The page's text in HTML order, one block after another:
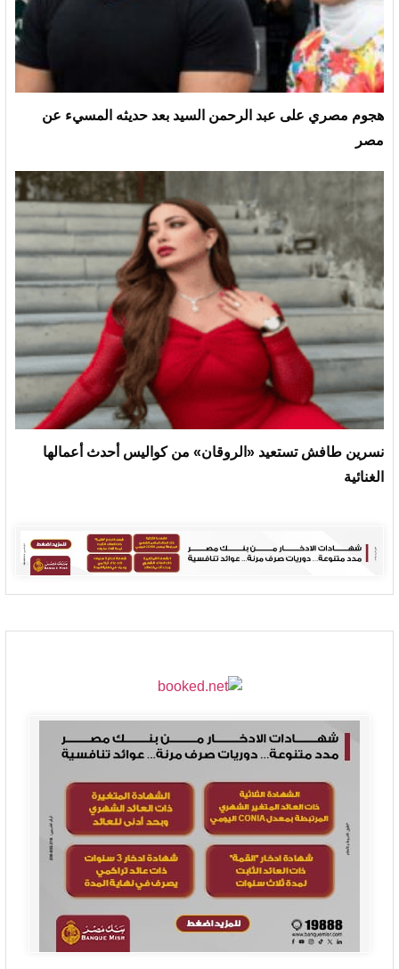
هجوم مصري على عبد الرحمن السيد بعد حديثه المسيء عن
مصر
نسرين طافش تستعيد «الروقان» من كواليس أحدث أعمالها
الغنائية